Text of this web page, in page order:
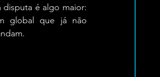
disputa é algo maior:
global que já não